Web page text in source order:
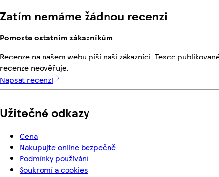
Zatím nemáme žádnou recenzi
Pomozte ostatním zákazníkům
Recenze na našem webu píší naši zákazníci. Tesco
recenze neověřuje.
Napsat recenzi
Užitečné odkazy
Cena
Nakupujte online bezpečně
Podmínky používání
Soukromí a cookies